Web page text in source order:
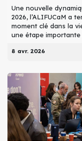
Une nouvelle
2026, l’ALIFUCaM a
moment clé dans la
une étape importante
8 avr. 2026